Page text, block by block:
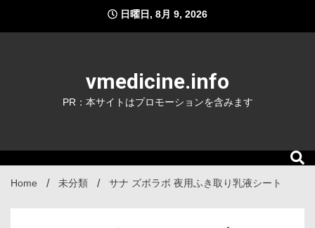
content
日曜日, 8月 9, 2026
vmedicine.info
PR：本サイトはプロモーションを含みます
Home 未分類 サナ ズボラボ 夜用ふき取り乳液シート